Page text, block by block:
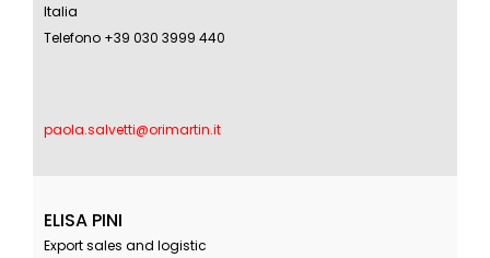
Italia
Telefono +39 030 3999 440
paola.salvetti@orimartin.it
ELISA PINI
Export sales and logistic